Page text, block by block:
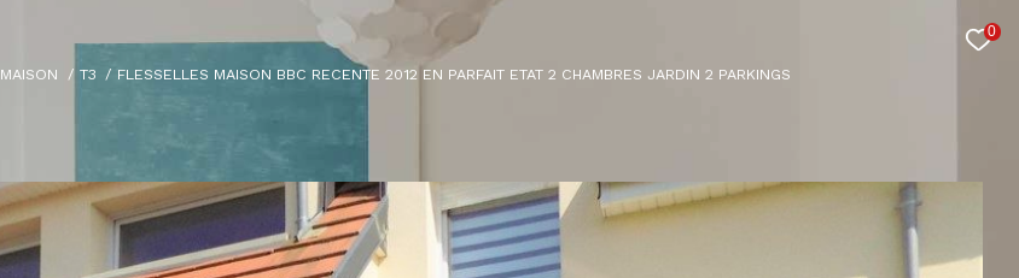
0
MAISON T3 FLESSELLES MAISON BBC RECENTE 2012 EN PARFAIT ETAT 2 CHAMBRES JARDIN 2 PARKINGS